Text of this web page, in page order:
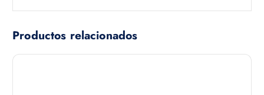
Productos relacionados